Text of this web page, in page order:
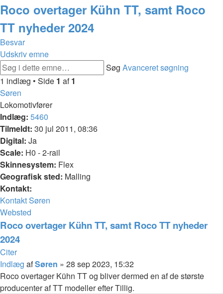
Roco overtager Kühn TT, samt Roco
TT nyheder 2024
Besvar
Udskriv emne
Søg Avanceret søgning
1 indlæg • Side 1 af1
Søren
Lokomotivfører
Indlæg: 5460
Tilmeldt: 30 jul 2011, 08:36
Digital: Ja
Scale: H0 - 2-rail
Skinnesystem: Flex
Geografisk sted: Malling
Kontakt:
Kontakt Søren
Websted
Roco overtager Kühn TT, samt Roco TT nyheder
2024
Citer
Indlæg afSøren » 28 sep 2023, 15:32
Roco overtager Kühn TT og bliver dermed en af de største
producenter af TT modeller efter Tillig.